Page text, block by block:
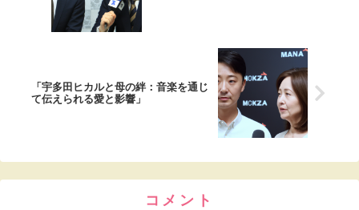
「宇多田ヒカルと母の絆：音楽を通じ
て伝えられる愛と影響」
コメント